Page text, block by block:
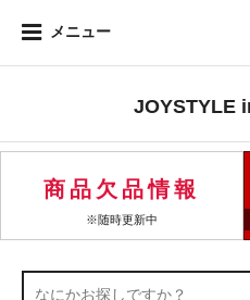
メニュー
JOYSTYLE
商品欠品情報
※随時更新中